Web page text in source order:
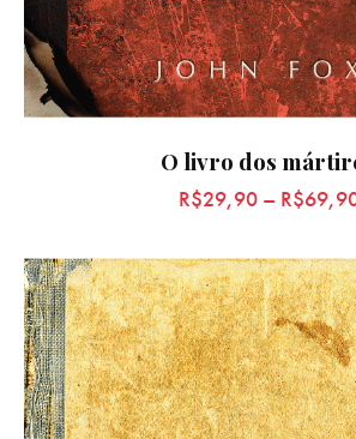
O livro dos
R$29,90– R$